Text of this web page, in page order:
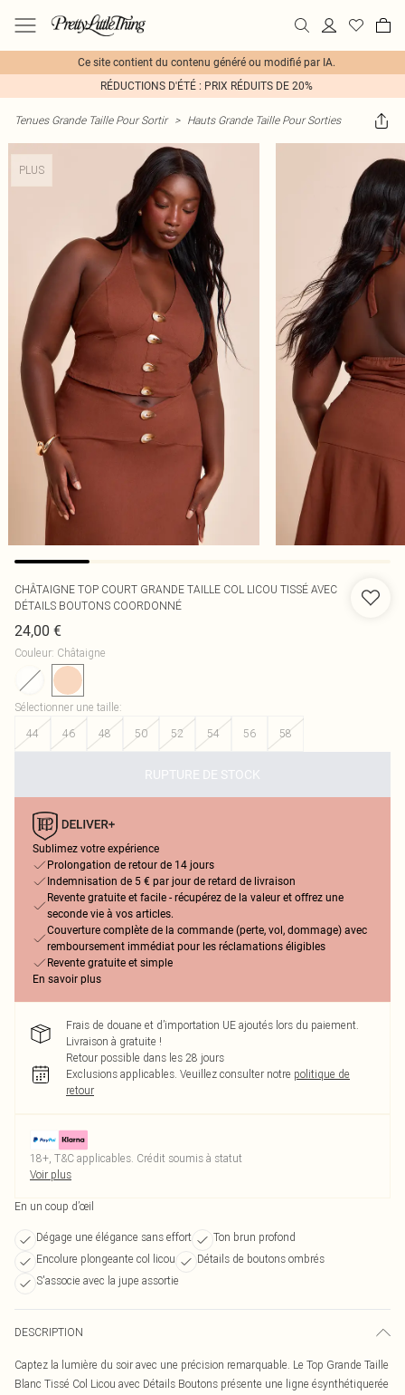
Ce site contient du contenu généré ou modifié par IA.
RÉDUCTIONS D'ÉTÉ : PRIX RÉDUITS DE 20%
Tenues Grande Taille Pour Sortir > Hauts Grande Taille Pour Sorties
PLUS
CHÂTAIGNE TOP COURT GRANDE TAILLE COL LICOU TISSÉ AVEC
DÉTAILS BOUTONS COORDONNÉ
24,00 €
Couleur: Châtaigne
Sélectionner une taille:
44
46 48 50 52 54 56 58
RUPTURE DE STOCK
Sublimez votre expérience
Prolongation de retour de 14 jours
Indemnisation de 5 € par jour de retard de livraison
Revente gratuite et facile - récupérez de la valeur et offrez une
seconde vie à vos articles.
Couverture complète de la commande (perte, vol, dommage) avec
remboursement immédiat pour les réclamations éligibles
Revente gratuite et simple
En savoir plus
Frais de douane et d’importation UE ajoutés lors du paiement.
Livraison à gratuite !
Retour possible dans les 28 jours
Exclusions applicables. Veuillez consulter notre politique de
retour
18+, T&C applicables. Crédit soumis à statut
Voir plus
En un coup d’œil
Dégage une élégance sans effort
Ton brun profond
Encolure plongeante col licou
Détails de boutons ombrés
S'associe avec la jupe assortie
DESCRIPTION
Captez la lumière du soir avec une précision remarquable. Le Top Grande Taille
Blanc Tissé Col Licou avec Détails Boutons présente une ligne ésynthétiquerée